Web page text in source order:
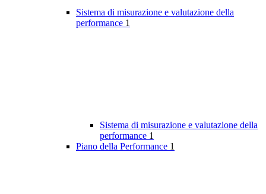
Sistema di misurazione e valutazione della
performance 1
Sistema di misurazione e valutazione della
performance 1
Piano della Performance 1